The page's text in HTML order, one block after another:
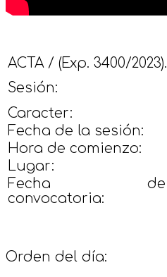
ACTA / (Exp. 3400/2023).
Sesión:
Caracter:
Fecha de la sesión:
Hora de comienzo:
Lugar:
Fecha de
convocatoria:
Orden del día: